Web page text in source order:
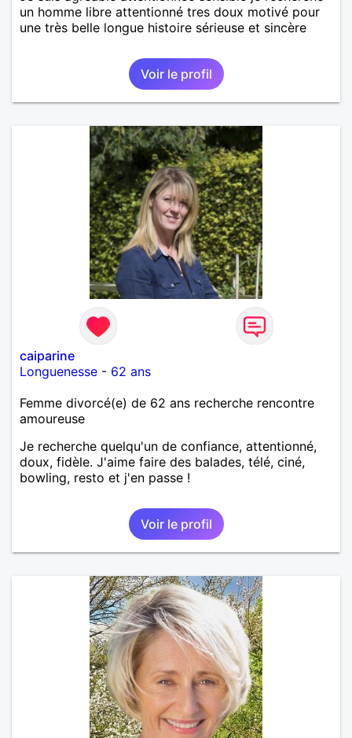
un homme libre attentionné tres doux motivé pour
une très belle longue histoire sérieuse et sincère
Voir le profil
caiparine
Longuenesse - 62 ans
Femme divorcé(e) de 62 ans recherche rencontre
amoureuse
Je recherche quelqu'un de confiance, attentionné,
doux, fidèle. J'aime faire des balades, télé, ciné,
bowling, resto et j'en passe !
Voir le profil